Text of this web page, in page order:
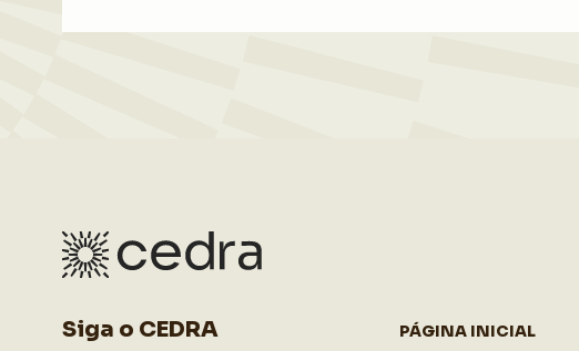
Siga o CEDRA
PÁGINA INICIAL